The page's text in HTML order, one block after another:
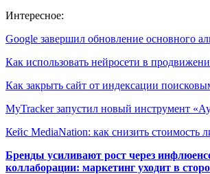
Интересное:
Google завершил обновление основного
Как использовать нейросети в
Как закрыть сайт от индексации
MyTracker запустил новый инструмент
Кейс MediaNation: как снизить стоимость
Бренды усиливают рост через
коллаборации: маркетинг уходит в